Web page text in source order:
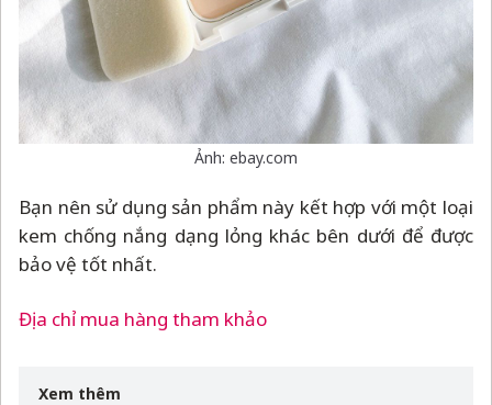
Ảnh: ebay.com
Bạn nên sử dụng sản phẩm này kết hợp với một loại
kem chống nắng dạng lỏng khác bên dưới để được
bảo vệ tốt nhất.
Địa chỉ mua hàng tham khảo
Xem thêm